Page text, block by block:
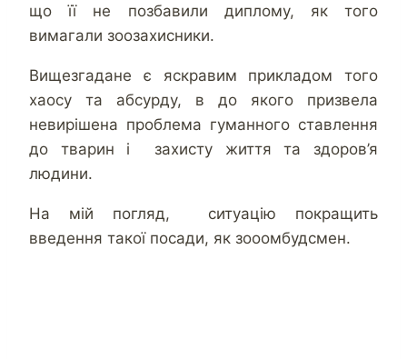
що її не позбавили диплому, як того
вимагали зоозахисники.
Вищезгадане є яскравим прикладом того
хаосу та абсурду, в до якого призвела
невирішена проблема гуманного ставлення
до тварин і захисту життя та здоров’я
людини.
На мій погляд, ситуацію покращить
введення такої посади, як зооомбудсмен.